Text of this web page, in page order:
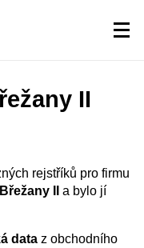
II
rejstříků pro firmu
II
a bylo jí
dataz obchodního